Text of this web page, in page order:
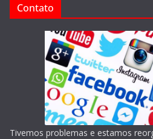
Contato
Tivemos problemas e estamos